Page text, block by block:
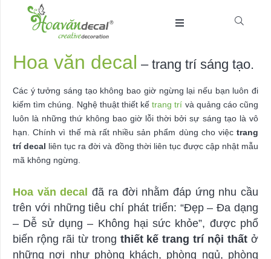
Hoa văn decal – trang trí sáng tạo.
Các ý tưởng sáng tạo không bao giờ ngừng lại nếu bạn luôn đi
kiếm tìm chúng. Nghệ thuật thiết kếtrang trí và quảng cáo cũng
luôn là những thứ không bao giờ lỗi thời bởi sự sáng tạo là vô
hạn. Chính vì thế mà rất nhiều sản phẩm dùng cho việctrang
trí decal liên tục ra đời và đồng thời liên tục được cập nhật mẫu
mã không ngừng.
Hoa văn decal đã ra đời nhằm đáp ứng nhu cầu
trên với những tiêu chí phát triển: “Đẹp – Đa dạng
– Dễ sử dụng – Không hại sức khỏe”, được phổ
biến rộng rãi từ trong thiết kế trang trí nội thất ở
những nơi như phòng khách, phòng ngủ, phòng